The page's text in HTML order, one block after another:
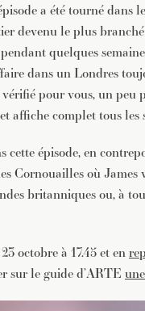
a été tourné dans
devenu le plus
quelques
dans un Londres
pour vous, un peu
affiche complet tous les
cette épisode, en
Cornouailles où James
britanniques ou, à
octobre à 17.45 et en
sur le guide d’ARTE